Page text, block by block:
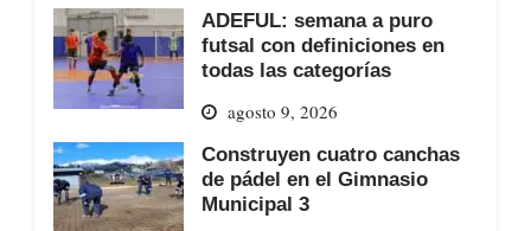
ADEFUL: semana a puro
futsal con definiciones en
todas las categorías
agosto 9, 2026
Construyen cuatro canchas
de pádel en el Gimnasio
Municipal 3